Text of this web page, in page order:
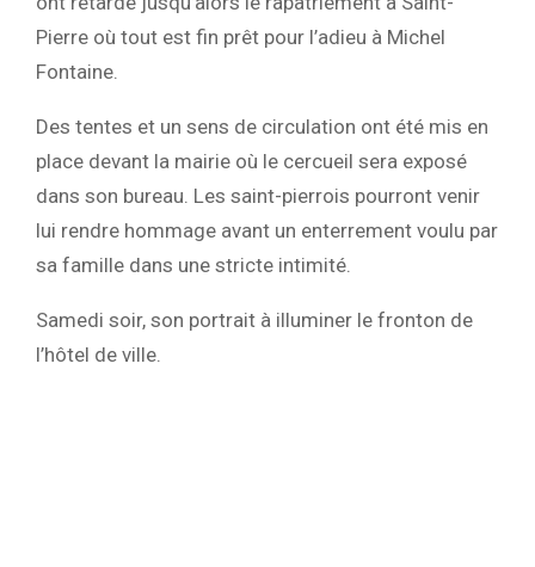
Pierre où tout est fin prêt pour l’adieu à Michel
Fontaine.
Des tentes et un sens de circulation ont été mis en
place devant la mairie où le cercueil sera exposé
dans son bureau. Les saint-pierrois pourront venir
lui rendre hommage avant un enterrement voulu par
sa famille dans une stricte intimité.
Samedi soir, son portrait à illuminer le fronton de
l’hôtel de ville.